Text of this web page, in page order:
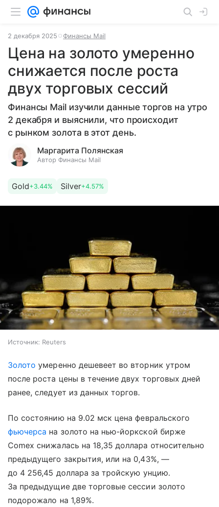
2 декабря 2025 Финансы Mail
Цена на золото умеренно
снижается после роста
двух торговых сессий
Финансы Mail изучили данные торгов на утро
2 декабря и выяснили, что происходит
с рынком золота в этот день.
Маргарита Полянская
Автор Финансы Mail
Gold+3.44% Silver+4.57%
Источник: Reuters
Золото умеренно дешевеет во вторник утром
после роста цены в течение двух торговых дней
ранее, следует из данных торгов.
По состоянию на 9.02 мск цена февральского
фьючерса на золото на нью-йоркской бирже
Comex снижалась на 18,35 доллара относительно
предыдущего закрытия, или на 0,43%, —
до 4 256,45 доллара за тройскую унцию.
За предыдущие две торговые сессии золото
подорожало на 1,89%.